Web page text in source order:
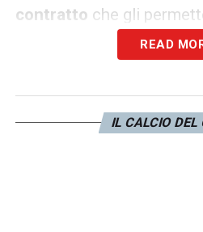
contratto che gli
Mondiale per
di clausola al
READ
IL CALCIO DEL